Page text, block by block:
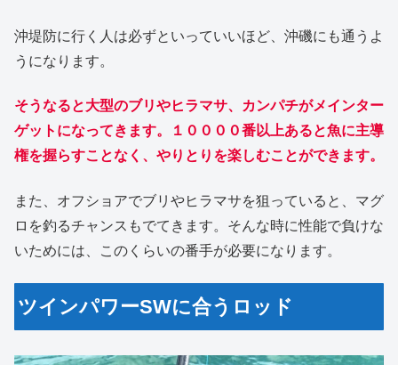
沖堤防に行く人は必ずといっていいほど、沖磯にも通うよ
うになります。
そうなると大型のブリやヒラマサ、カンパチがメインター
ゲットになってきます。１００００番以上あると魚に主導
権を握らすことなく、やりとりを楽しむことができます。
また、オフショアでブリやヒラマサを狙っていると、マグ
ロを釣るチャンスもでてきます。そんな時に性能で負けな
いためには、このくらいの番手が必要になります。
ツインパワーSWに合うロッド